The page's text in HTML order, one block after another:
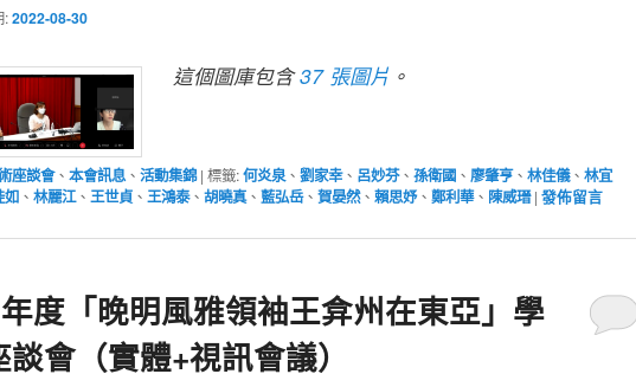
:2022-08-30
這個圖庫包含37 張圖片 。
座談會、 本會訊息 、 活動集錦 | 標籤:何炎泉 、 劉家幸、 呂妙芬、 孫衛國 、 廖肇亨、 林佳儀、 林宜
如 、 林麗江、 王世貞 、 王鴻泰、 胡曉真、 藍弘岳、 賀晏然、 賴思妤、 鄭利華、 陳威瑨 | 發佈留言
度「晚明風雅領袖王弇州在東亞」學
會（實體+視訊會議）